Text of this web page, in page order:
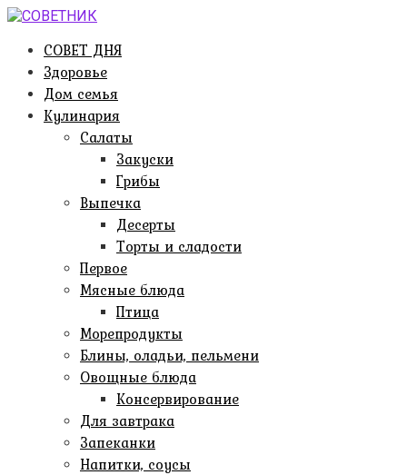
Перейти
контентуСОВЕТ ДНЯ
Здоровье
Дом семья
Кулинария
Салаты
Закуски
Грибы
Выпечка
Десерты
Торты и сладости
Первое
Мясные блюда
Птица
Морепродукты
Блины, оладьи, пельмени
Овощные блюда
Консервирование
Для завтрака
Запеканки
Напитки, соусы